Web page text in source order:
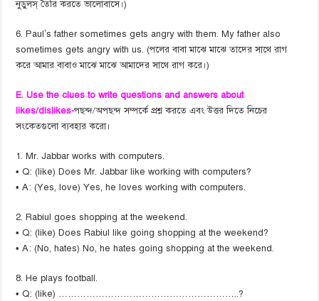
নুডুলস্ তৈরি করতে ভালোবাসে।)
6. Paul’s father sometimes gets angry with them. My father also
sometimes gets angry with us. (পলের বাবা মাঝে মাঝে তাদের সাথে রাগ
করে আমার বাবাও মাঝে মাঝে আমাদের সাথে রাগ করে।)
E. Use the clues to write questions and answers about
likes/dislikes-পছন্দ/অপছন্দ সম্পর্কে প্রশ্ন করতে এবং উত্তর দিতে নিচের
সংকেতগুলো ব্যবহার করো।
1. Mr. Jabbar works with computers.
• Q: (like) Does Mr. Jabbar like working with computers?
• A: (Yes, love) Yes, he loves working with computers.
2. Rabiul goes shopping at the weekend.
• Q: (like) Does Rabiul like going shopping at the weekend?
• A: (No, hates) No, he hates going shopping at the weekend.
8. He plays football.
• Q: (like) …………………………………………………..?